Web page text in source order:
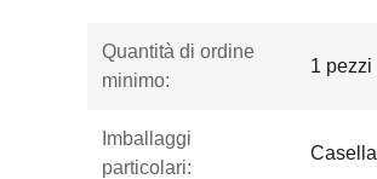
Quantità di ordine
minimo:
1 pezzi
Imballaggi
particolari:
Casella